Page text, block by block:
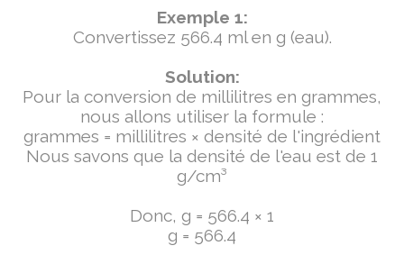
Exemple 1:
Convertissez 566.4 ml en g (eau).
Solution:
Pour la conversion de millilitres en grammes,
nous allons utiliser la formule :
grammes = millilitres × densité de l'ingrédient
Nous savons que la densité de l'eau est de 1
g/cm³
Donc, g = 566.4 × 1
g = 566.4